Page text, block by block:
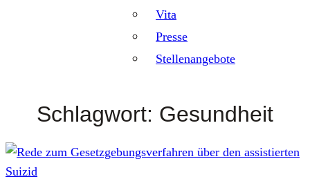
Vita
Presse
Stellenangebote
Schlagwort: Gesundheit